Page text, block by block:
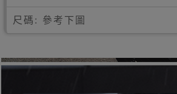
尺碼: 參考下圖